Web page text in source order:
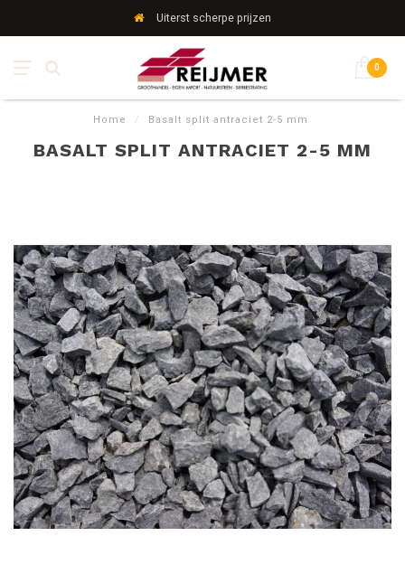
Uiterst scherpe prijzen
0
Home / Basalt split antraciet 2-5 mm
BASALT SPLIT ANTRACIET 2-5 MM